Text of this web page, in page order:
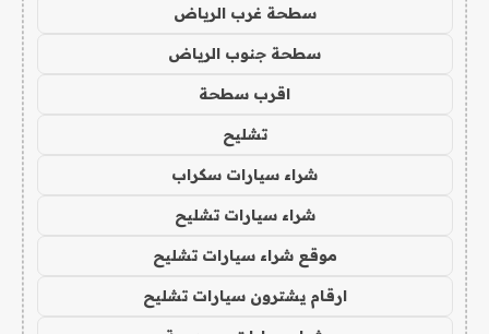
سطحة غرب الرياض
سطحة جنوب الرياض
اقرب سطحة
تشليح
شراء سيارات سكراب
شراء سيارات تشليح
موقع شراء سيارات تشليح
ارقام يشترون سيارات تشليح